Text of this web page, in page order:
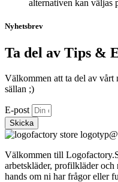
alternativen kan väljas
Nyhetsbrev
Ta del av Tips &
Välkommen att ta del av
sällan ;)
E-post
Skicka
Välkommen till
arbetskläder, profilkläder
hands om ni har frågor eller